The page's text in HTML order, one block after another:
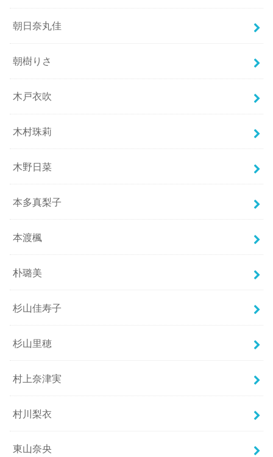
朝日奈丸佳
朝樹りさ
木戸衣吹
木村珠莉
木野日菜
本多真梨子
本渡楓
朴璐美
杉山佳寿子
杉山里穂
村上奈津実
村川梨衣
東山奈央